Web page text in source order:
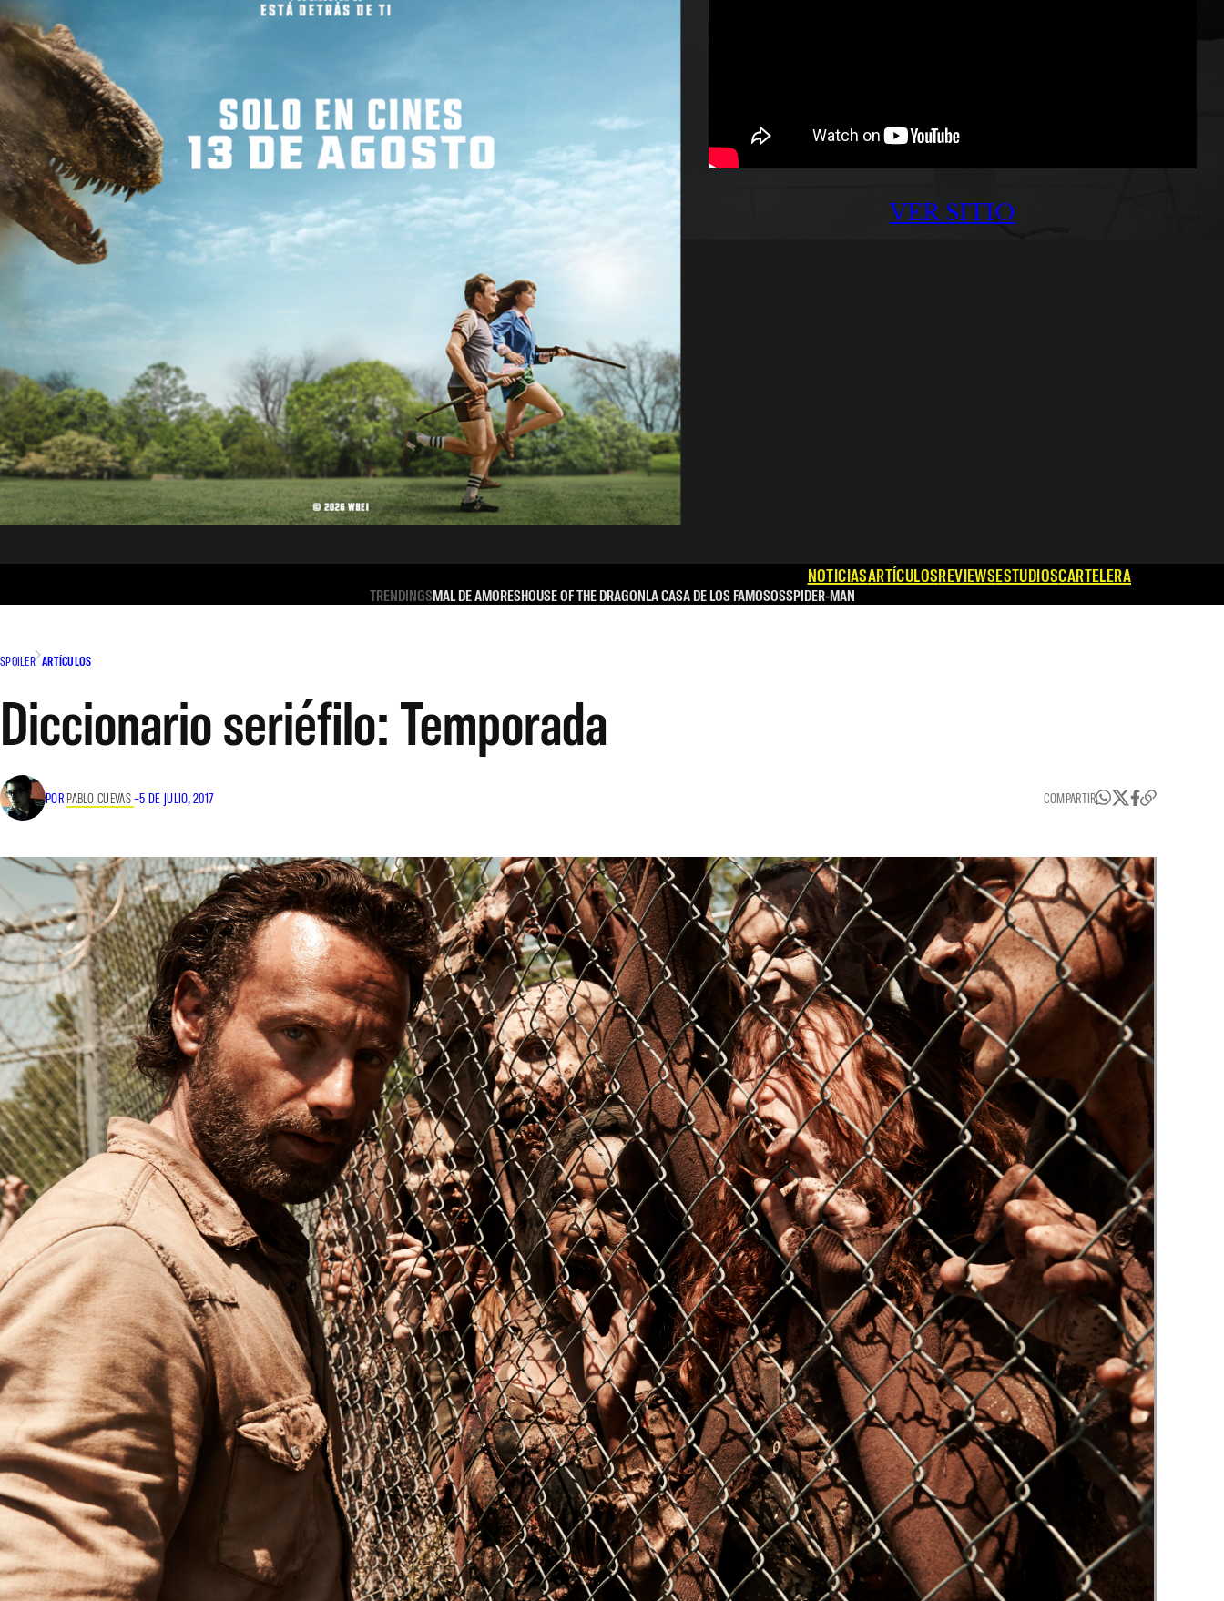
VER SITIO
NOTICIASARTÍCULOSREVIEWSESTUDIOSCARTELERA
TRENDINGSMAL DE AMORESHOUSE OF THE DRAGONLA CASA DE LOS FAMOSOSSPIDER-MAN
SPOILER ARTÍCULOS
Diccionario seriéfilo: Temporada
POR PABLO CUEVAS–5 DE JULIO, 2017 COMPARTIR